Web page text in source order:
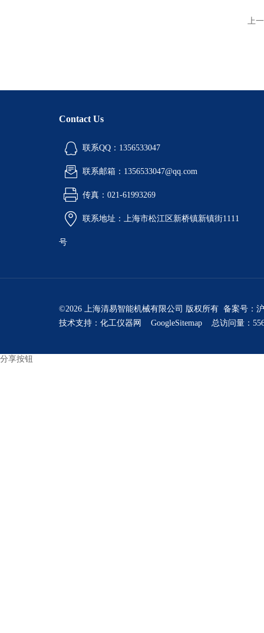
上
Contact Us
联系QQ：1356533047
联系邮箱：1356533047@qq.com
传真：021-61993269
联系地址：上海市松江区新桥镇新镇街1111
号
©2026 上海清易智能机械有限公司 版权所有 备案号：
技术支持： 化工仪器网 GoogleSitemap 总访问量：
分享按钮